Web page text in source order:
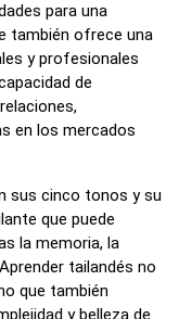
para una
también ofrece una
y profesionales
de
en los mercados
sus cinco tonos y su
que puede
la memoria, la
tailandés no
que también
y belleza de